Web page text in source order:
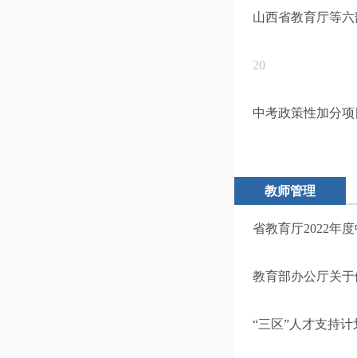
山西省教育厅等
20
中考政策性加分
教师管理
省教育厅2022年
教育部办公厅关
“三区”人才支持